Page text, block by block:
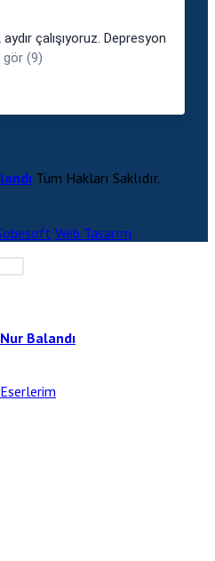
Tüm Hakları Saklıdır.
Web Tasarım
Balandı